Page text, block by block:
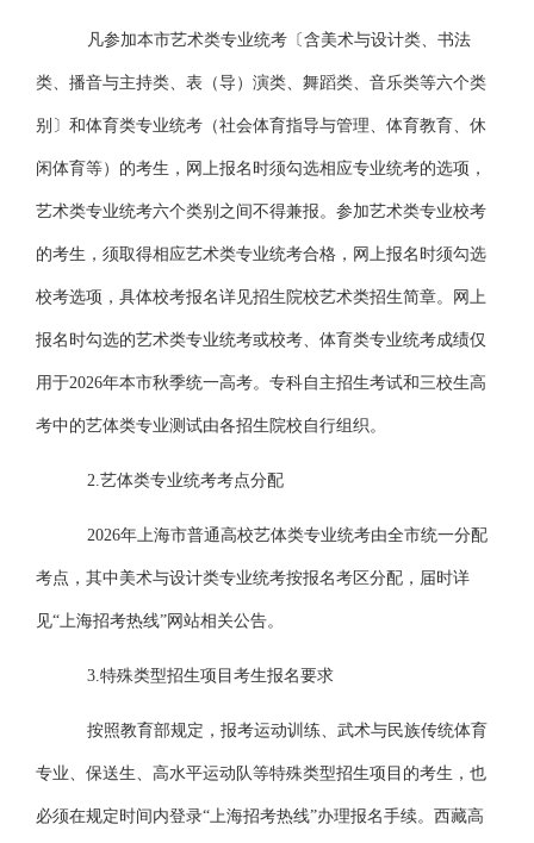
凡参加本市艺术类专业统考〔含美术与设计类、书法
类、播音与主持类、表（导）演类、舞蹈类、音乐类等六个类
别〕和体育类专业统考（社会体育指导与管理、体育教育、休
闲体育等）的考生，网上报名时须勾选相应专业统考的选项，
艺术类专业统考六个类别之间不得兼报。参加艺术类专业校考
的考生，须取得相应艺术类专业统考合格，网上报名时须勾选
校考选项，具体校考报名详见招生院校艺术类招生简章。网上
报名时勾选的艺术类专业统考或校考、体育类专业统考成绩仅
用于2026年本市秋季统一高考。专科自主招生考试和三校生高
考中的艺体类专业测试由各招生院校自行组织。
2.艺体类专业统考考点分配
2026年上海市普通高校艺体类专业统考由全市统一分配
考点，其中美术与设计类专业统考按报名考区分配 ，届时详
见“上海招考热线”网站相关公告。
3.特殊类型招生项目考生报名要求
按照教育部规定，报考运动训练、武术与民族传统体育
专业、保送生、高水平运动队等特殊类型招生项目的考生，也
必须在规定时间内登录“上海招考热线”办理报名手续。西藏高